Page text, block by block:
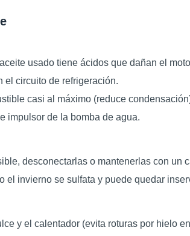
usado tiene ácidos que dañan el
el circuito de refrigeración.
casi al máximo (reduce
impulsor de la bomba de agua.
desconectarlas o mantenerlas con un
el invierno se sulfata y puede quedar
y el calentador (evita roturas por hielo